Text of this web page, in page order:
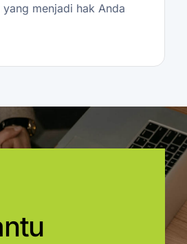
menjadi hak Anda